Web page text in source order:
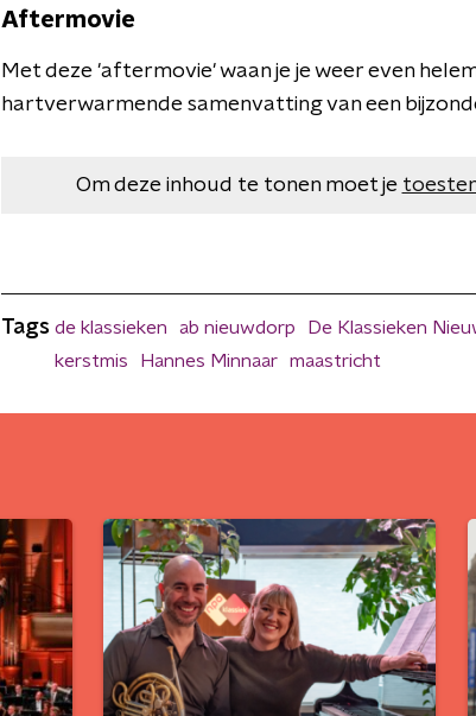
Aftermovie
Met deze 'aftermovie' waan je je weer even
hartverwarmende samenvatting van een
Om deze inhoud te tonen moet je
Tags de klassieken ab nieuwdorp De Klassieken
kerstmis
Hannes Minnaar maastricht